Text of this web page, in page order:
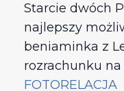
Starcie dwóch
najlepszy
beniaminka z
rozrachunku
FOTORELACJA